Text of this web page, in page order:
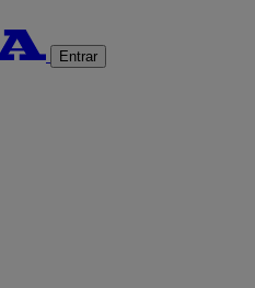
Entrar